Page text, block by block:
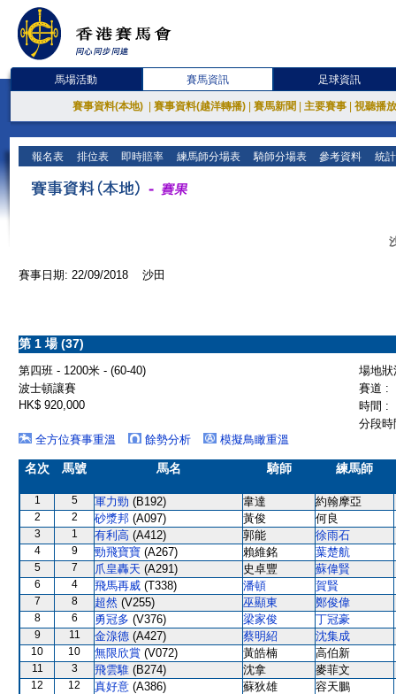
馬場活動 賽馬資訊 足球資訊
賽事資料(本地) 賽事資料(越洋轉播) 賽馬新聞 主要賽事 視聽播
報名表 排位表 即時賠率 練馬師分場表 騎師分場表 參考資料 統
賽事日期: 22/09/2018 沙田
第 1 場 (37)
第四班 - 1200米 - (60-40)
場地
波士頓讓賽
賽道 :
HK$ 920,000
時間 :
分段
全方位賽事重溫
餘勢分析 模擬鳥瞰重溫
名次 馬號 馬名 騎師 練馬師
1 5 軍力勁 (B192) 韋達 約翰摩亞
2 2 砂漿邦 (A097) 黃俊 何良
3 1 有利高 (A412) 郭能 徐雨石
4 9 勁飛寶寶 (A267) 賴維銘 葉楚航
5 7 爪皇轟天 (A291) 史卓豐 蘇偉賢
6 4 飛馬再威 (T338) 潘頓 賀賢
7 8 超然 (V255) 巫顯東 鄭俊偉
8 6 勇冠多 (V376) 梁家俊 丁冠豪
9 11 金湶德 (A427) 蔡明紹 沈集成
10 10 無限欣賞 (V072) 黃皓楠 高伯新
11 3 飛雲騅 (B274) 沈拿 麥菲文
12 12 真好意 (A386) 蘇狄雄
容天鵬